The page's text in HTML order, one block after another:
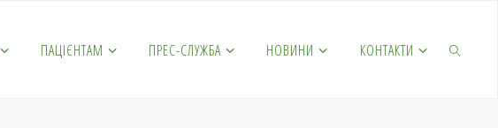
ПАЦІЄНТАМ ПРЕС-СЛУЖБА НОВИНИ КОНТАКТИ